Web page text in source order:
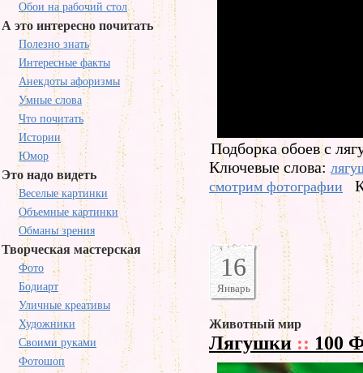
Обои на рабочий стол
А это интересно почитать
Полезно знать
Интересные факты
Анекдоты афоризмы
Умные слова
Что почитать
Истории
Юмор
Это надо видеть
Веселые картинки
Объемные картинки
Обманы зрения
Творческая мастерская
Фото
Бодиарт
Уличные креативы
Художники
Своими руками
Фотошоп
Подборка обоев с
Ключевые слова:
смотрим фотографии
16
Январь
Животный мир
Лягушки :: 100